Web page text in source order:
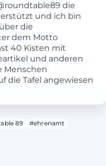
die
und ich bin
die
dem Motto
40 Kisten mit
und anderen
Menschen
die Tafel angewiesen
89 #ehrenamt